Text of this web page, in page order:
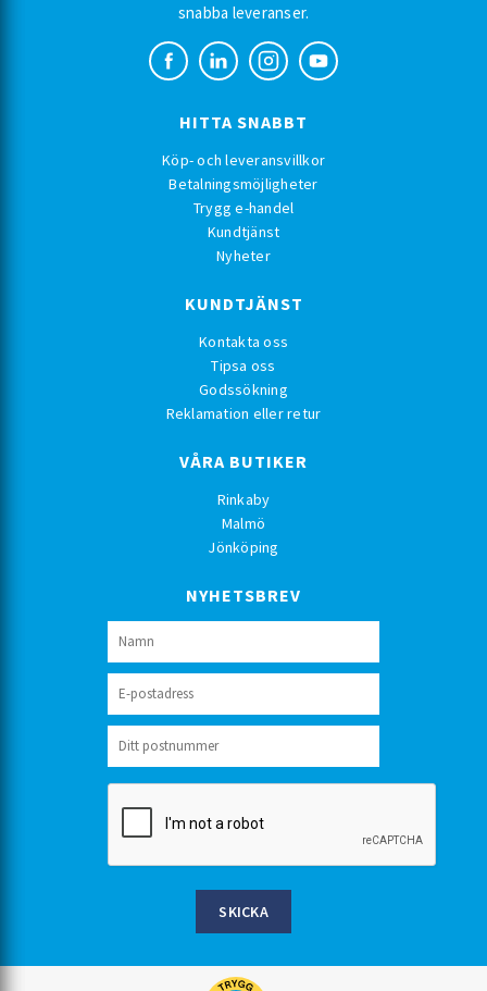
snabba leveranser.
HITTA SNABBT
Köp- och leveransvillkor
Betalningsmöjligheter
Trygg e-handel
Kundtjänst
Nyheter
KUNDTJÄNST
Kontakta oss
Tipsa oss
Godssökning
Reklamation eller retur
VÅRA BUTIKER
Rinkaby
Malmö
Jönköping
NYHETSBREV
SKICKA